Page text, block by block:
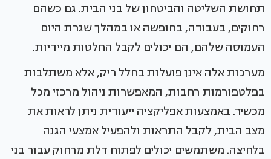
תחושת השליטה והביטחון של בני הבית. גם כשהם
רחוקים, בעבודה, בחופשה או במהלך שגרת היום
העמוסה שלהם, הם יכולים לקבל החלטות מיידיות.
מערכות אלה אינן פועלות בחלל ריק, אלא משתלבות
בפלטפורמות רחבות, המאפשרות ניהול מרכזי מכל
מכשיר. באמצעות אפליקציה ייעודית ניתן לראות את
מצב הבית, לקבל התראות ולהפעיל אמצעי הגנה
בלחיצה. משתמשים יכולים לפתוח דלת מרחוק עבור בני